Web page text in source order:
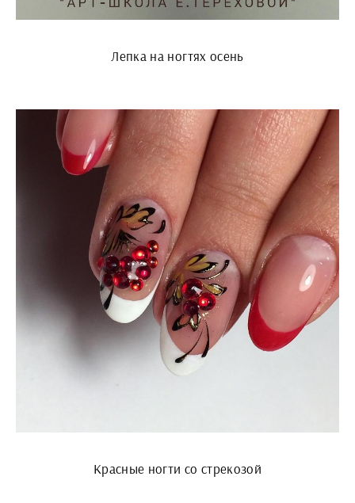
Лепка на ногтях осень
Красные ногти со стрекозой